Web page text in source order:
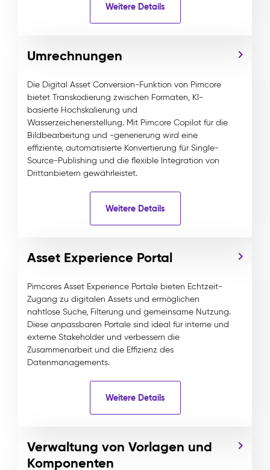
Weitere Details
Umrechnungen
Die Digital Asset Conversion-Funktion von Pimcore
bietet Transkodierung zwischen Formaten, KI-
basierte Hochskalierung und
Wasserzeichenerstellung. Mit Pimcore Copilot für die
Bildbearbeitung und -generierung wird eine
effiziente, automatisierte Konvertierung für Single-
Source-Publishing und die flexible Integration von
Drittanbietern gewährleistet.
Weitere Details
Asset Experience Portal
Pimcores Asset Experience Portale bieten Echtzeit-
Zugang zu digitalen Assets und ermöglichen
nahtlose Suche, Filterung und gemeinsame Nutzung.
Diese anpassbaren Portale sind ideal für interne und
externe Stakeholder und verbessern die
Zusammenarbeit und die Effizienz des
Datenmanagements.
Weitere Details
Verwaltung von Vorlagen und
Komponenten